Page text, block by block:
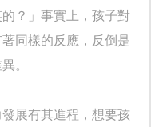
？」事實上，孩子對
同樣的反應，反倒是
。
展有其進程，想要孩